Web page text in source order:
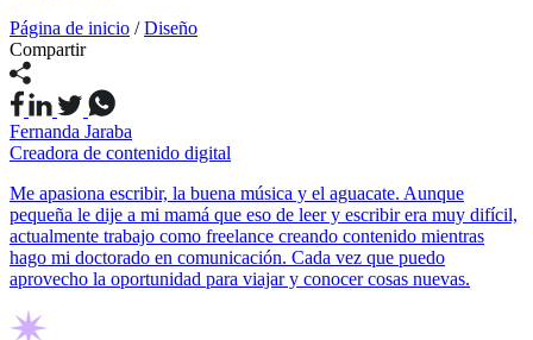
Página de inicio / Diseño
Compartir
Fernanda Jaraba
Creadora de contenido digital
Me apasiona escribir, la buena música y el aguacate. Aunque
pequeña le dije a mi mamá que eso de leer y escribir era muy difícil,
actualmente trabajo como freelance creando contenido mientras
hago mi doctorado en comunicación. Cada vez que puedo
aprovecho la oportunidad para viajar y conocer cosas nuevas.